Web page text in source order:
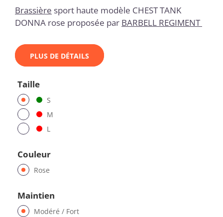
Brassière sport haute modèle CHEST TANK
DONNA rose proposée par BARBELL REGIMENT
PLUS DE DÉTAILS
Taille
S
M
L
Couleur
Rose
Maintien
Modéré / Fort